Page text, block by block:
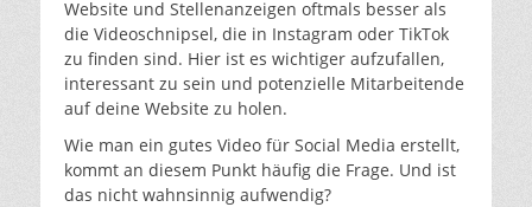
Website und Stellenanzeigen oftmals besser als
die Videoschnipsel, die in Instagram oder TikTok
zu finden sind. Hier ist es wichtiger aufzufallen,
interessant zu sein und potenzielle Mitarbeitende
auf deine Website zu holen.
Wie man ein gutes Video für Social Media erstellt,
kommt an diesem Punkt häufig die Frage. Und ist
das nicht wahnsinnig aufwendig?